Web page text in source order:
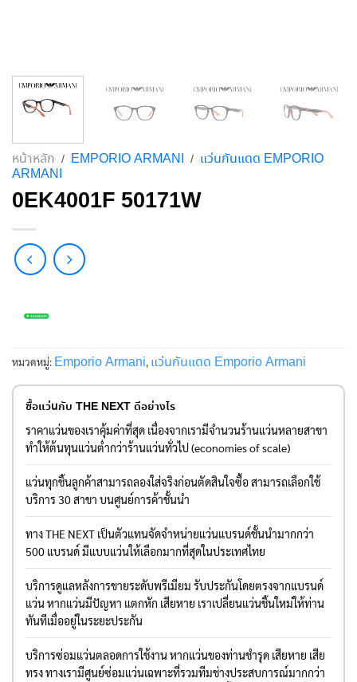
หน้าหลัก / EMPORIO ARMANI / แว่นกันแดด EMPORIO
ARMANI
0EK4001F 50171W
หมวดหมู่: Emporio Armani, แว่นกันแดด Emporio Armani
ซื้อแว่นกับ THE NEXT ดีอย่างไร
ราคาแว่นของเราคุ้มค่าที่สุด เนื่องจากเรามีจำนวนร้านแว่นหลายสาขา
ทำให้ต้นทุนแว่นต่ำกว่าร้านแว่นทั่วไป (economies of scale)
แว่นทุกชิ้นลูกค้าสามารถลองใส่จริงก่อนตัดสินใจซื้อ สามารถเลือกใช้
บริการ 30 สาขา บนศูนย์การค้าชั้นนำ
ทาง THE NEXT เป็นตัวแทนจัดจำหน่ายแว่นแบรนด์ชั้นนำมากกว่า
500 แบรนด์ มีแบบแว่นให้เลือกมากที่สุดในประเทศไทย
บริการดูแลหลังการขายระดับพรีเมียม รับประกันโดยตรงจากแบรนด์
แว่น หากแว่นมีปัญหา แตกหัก เสียหาย เราเปลี่ยนแว่นชิ้นใหม่ให้ท่าน
ทันทีเมื่ออยู่ในระยะประกัน
บริการซ่อมแว่นตลอดการใช้งาน หากแว่นของท่านชำรุด เสียหาย เสีย
ทรง ทางเรามีศูนย์ซ่อมแว่นเฉพาะที่รวมทีมช่างประสบการณ์มากกว่า